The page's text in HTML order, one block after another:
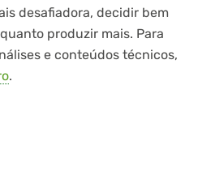
desafiadora, decidir bem
produzir mais. Para
e conteúdos técnicos,
.